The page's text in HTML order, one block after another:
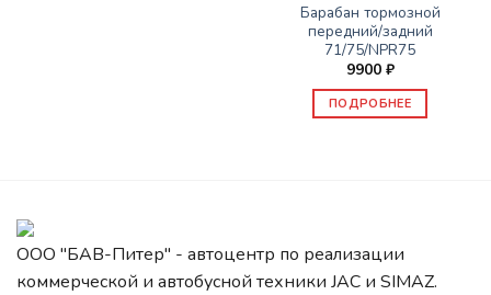
Барабан тормозной
передний/задний
71/75/NPR75
9900 ₽
ПОДРОБНЕЕ
ООО "БАВ-Питер" - автоцентр по реализации
коммерческой и автобусной техники JAC и SIMAZ.